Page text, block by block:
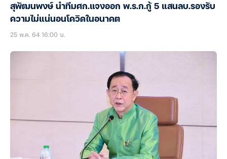
สุพัฒนพงษ์ นำทีมศก.แจงออก พ.ร.ก.กู้ 5 แสนลบ.รองรับ
ความไม่แน่นอนโควิดในอนาคต
25 พ.ค. 64 16:00 น.